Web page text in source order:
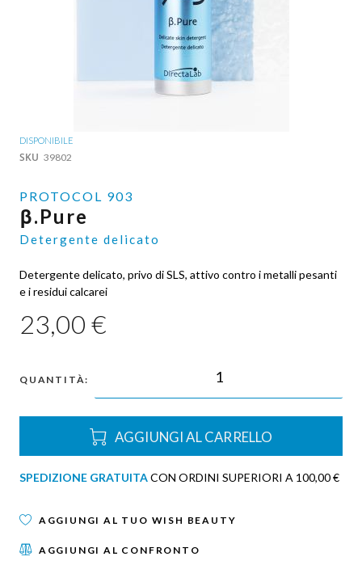
DISPONIBILE
SKU 39802
PROTOCOL 903
β.Pure
Detergente delicato
Detergente delicato, privo di SLS, attivo contro i metalli pesanti
e i residui calcarei
23,00 €
QUANTITÀ:
AGGIUNGI AL CARRELLO
SPEDIZIONE GRATUITACON ORDINI SUPERIORI A 100,00 €
AGGIUNGI AL TUO WISH BEAUTY
AGGIUNGI AL CONFRONTO
Vai
all'inizio
galleria
di
immagini